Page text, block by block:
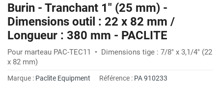
Burin - Tranchant 1" (25 mm) -
Dimensions outil : 22 x 82 mm /
Longueur : 380 mm - PACLITE
Pour marteau PAC-TEC11 • Dimensions tige : 7/8" x 3,1/4" (22
x 82 mm)
Marque : Paclite Equipment Référence : PA 910233